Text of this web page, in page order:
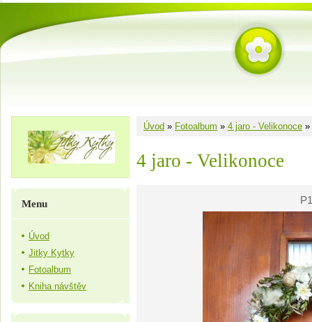
Úvod » Fotoalbum » 4 jaro - Velikonoce »
4 jaro - Velikonoce
Menu
Úvod
Jitky Kytky
Fotoalbum
Kniha návštěv